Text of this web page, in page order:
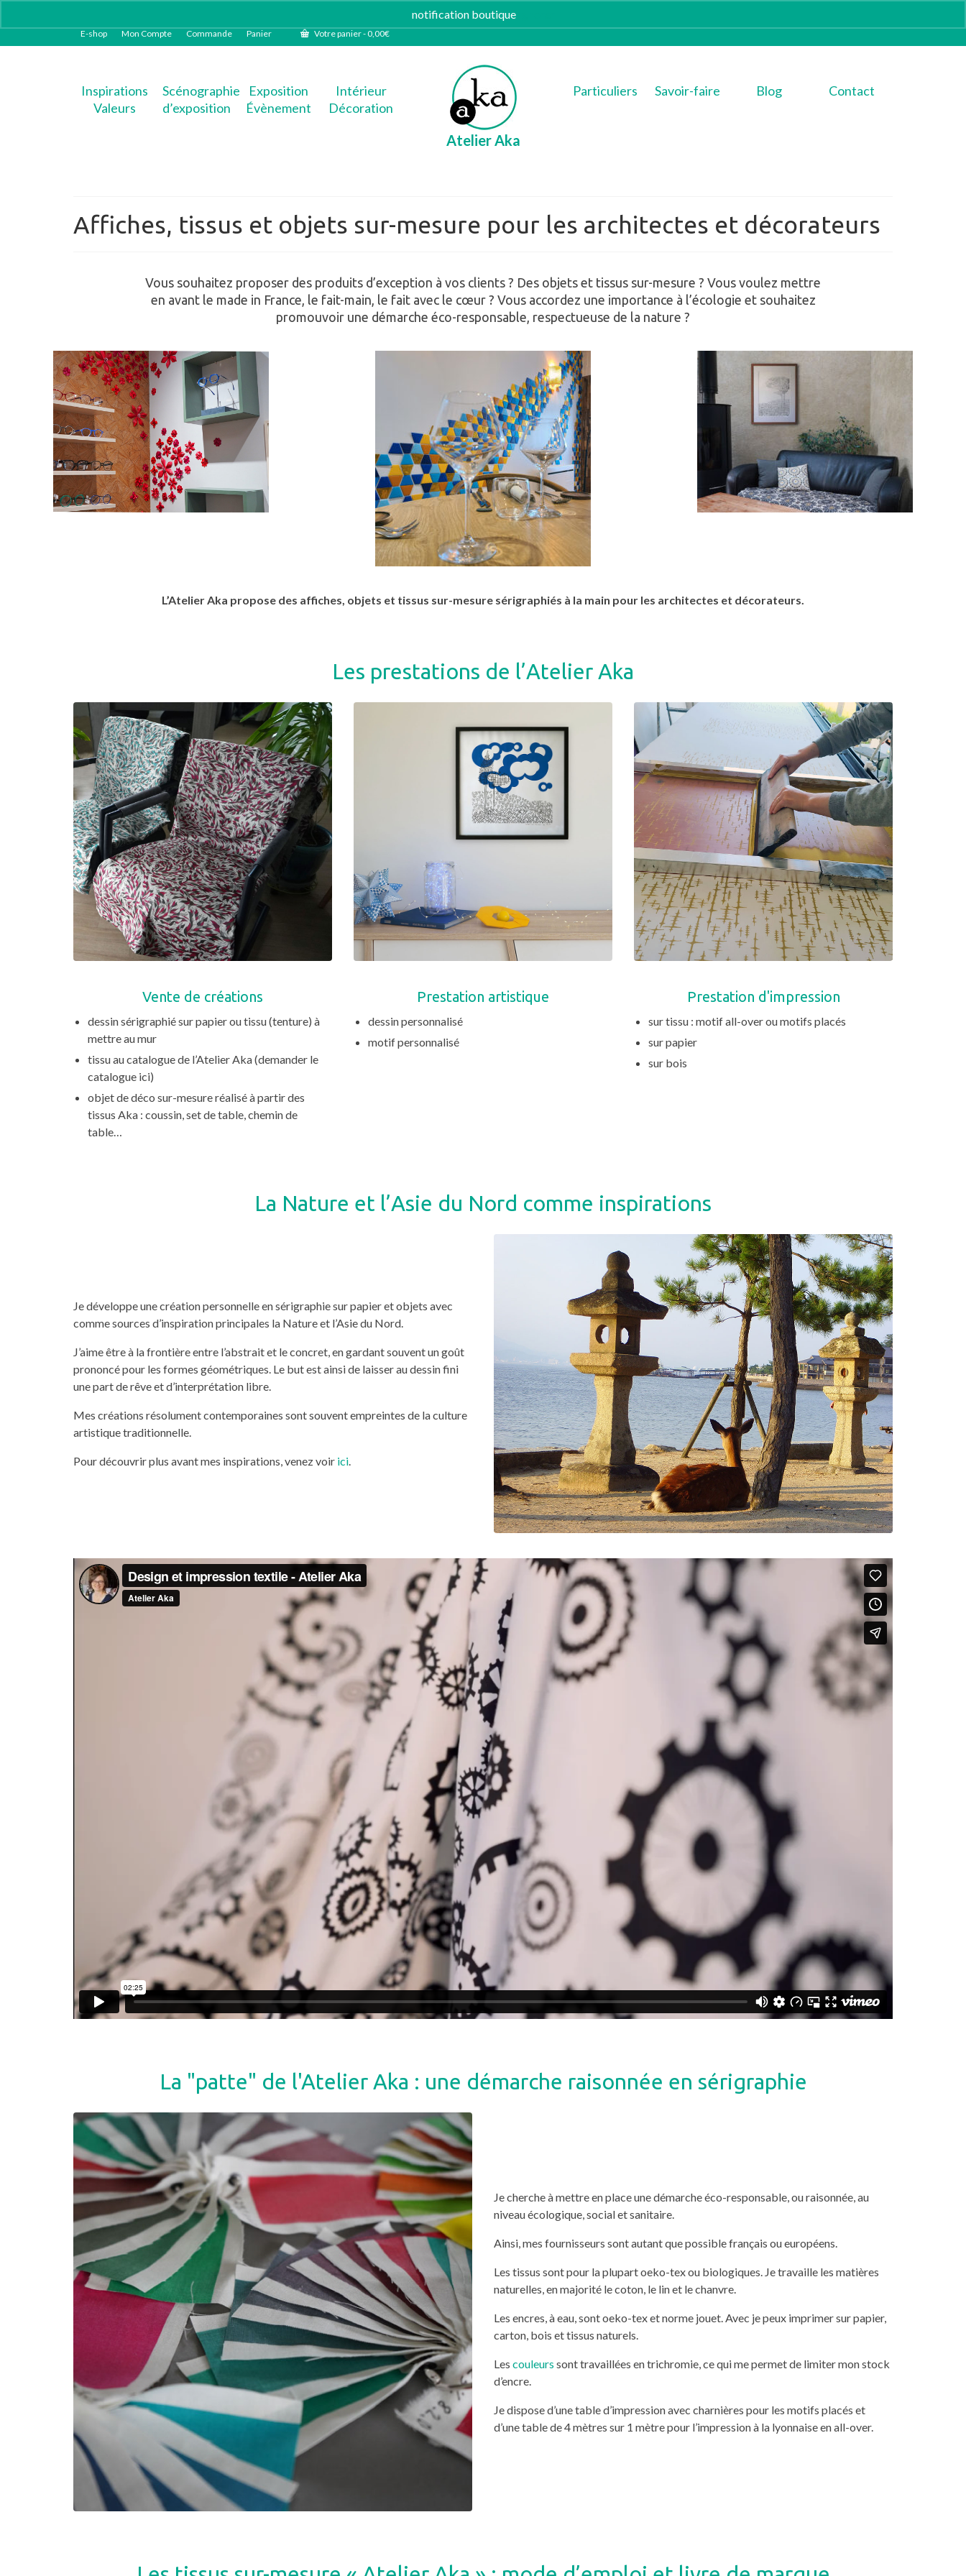
notification boutique
E-shop Mon Compte Commande Panier Votre panier-0,00€
Inspirations
Valeurs
Scénographie
d’exposition
Exposition
Évènement
Intérieur
Décoration
Atelier Aka
Particuliers Savoir-faire Blog Contact
Affiches, tissus et objets sur-mesure pour les architectes et décorateurs
Vous souhaitez proposer des produits d’exception à vos clients ? Des objets et tissus sur-mesure ? Vous voulez mettre
en avant le made in France, le fait-main, le fait avec le cœur ? Vous accordez une importance à l’écologie et souhaitez
promouvoir une démarche éco-responsable, respectueuse de la nature ?
L’Atelier Aka propose des affiches, objets et tissus sur-mesure sérigraphiés à la main pour les architectes et décorateurs.
Les prestations de l’Atelier Aka
Vente de créations
dessin sérigraphié sur papier ou tissu (tenture) à
mettre au mur
tissu au catalogue de l’Atelier Aka (demander le
catalogue ici)
objet de déco sur-mesure réalisé à partir des
tissus Aka : coussin, set de table, chemin de
table…
Prestation artistique
dessin personnalisé
motif personnalisé
Prestation d'impression
sur tissu : motif all-over ou motifs placés
sur papier
sur bois
La Nature et l’Asie du Nord comme inspirations
Je développe une création personnelle en sérigraphie sur papier et objets avec
comme sources d’inspiration principales la Nature et l’Asie du Nord.
J’aime être à la frontière entre l’abstrait et le concret, en gardant souvent un goût
prononcé pour les formes géométriques. Le but est ainsi de laisser au dessin fini
une part de rêve et d’interprétation libre.
Mes créations résolument contemporaines sont souvent empreintes de la culture
artistique traditionnelle.
Pour découvrir plus avant mes inspirations, venez voir ici.
La "patte" de l'Atelier Aka : une démarche raisonnée en sérigraphie
Je cherche à mettre en place une démarche éco-responsable, ou raisonnée, au
niveau écologique, social et sanitaire.
Ainsi, mes fournisseurs sont autant que possible français ou européens.
Les tissus sont pour la plupart oeko-tex ou biologiques. Je travaille les matières
naturelles, en majorité le coton, le lin et le chanvre.
Les encres, à eau, sont oeko-tex et norme jouet. Avec je peux imprimer sur papier,
carton, bois et tissus naturels.
Les couleurs sont travaillées en trichromie, ce qui me permet de limiter mon stock
d’encre.
Je dispose d’une table d’impression avec charnières pour les motifs placés et
d’une table de 4 mètres sur 1 mètre pour l’impression à la lyonnaise en all-over.